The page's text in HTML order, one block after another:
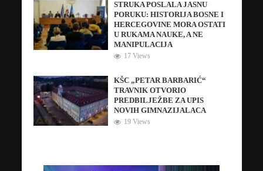
STRUKA POSLALA JASNU
PORUKU: HISTORIJA BOSNE I
HERCEGOVINE MORA OSTATI
U RUKAMA NAUKE, A NE
MANIPULACIJA
17 Views
KŠC „PETAR BARBARIĆ“
TRAVNIK OTVORIO
PREDBILJEŽBE ZA UPIS
NOVIH GIMNAZIJALACA
19 Views